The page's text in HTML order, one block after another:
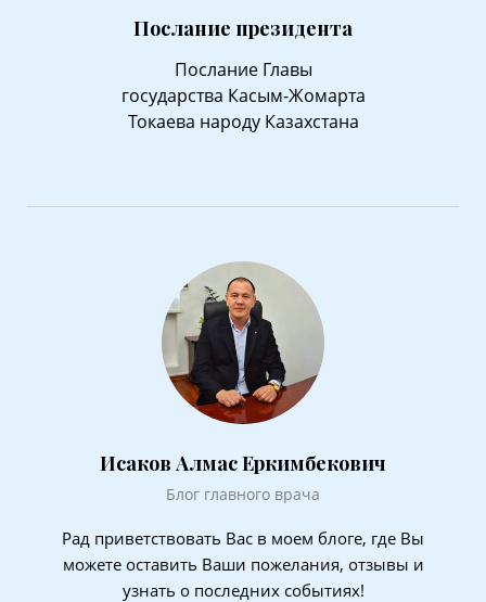
Послание президента
Послание Главы
государства Касым-Жомарта
Токаева народу Казахстана
Исаков Алмас Еркимбекович
Блог главного врача
Рад приветствовать Вас в моем блоге, где Вы
можете оставить Ваши пожелания, отзывы и
узнать о последних событиях!